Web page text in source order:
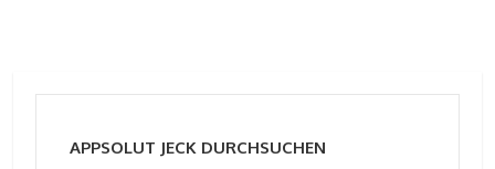
APPSOLUT JECK DURCHSUCHEN